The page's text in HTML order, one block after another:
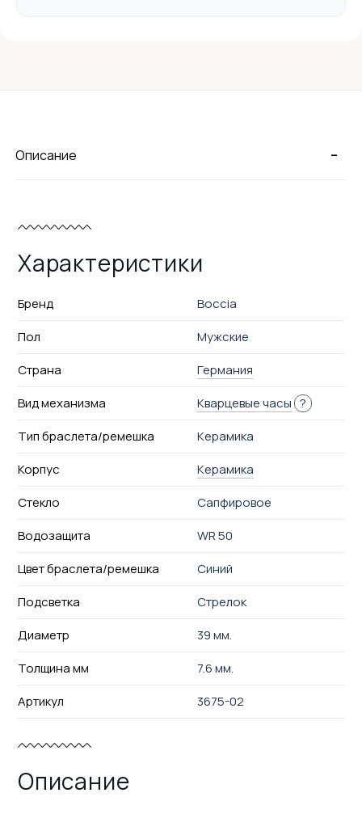
-
Описание
Характеристики
Бренд
Boccia
Пол
Мужские
Страна
Германия
Вид механизма
Кварцевые часы ?
Тип браслета/ремешка
Керамика
Корпус
Керамика
Стекло
Сапфировое
Водозащита
WR 50
Цвет браслета/ремешка
Синий
Подсветка
Стрелок
Диаметр
39 мм.
Толщина мм
7.6 мм.
Артикул
3675-02
Описание